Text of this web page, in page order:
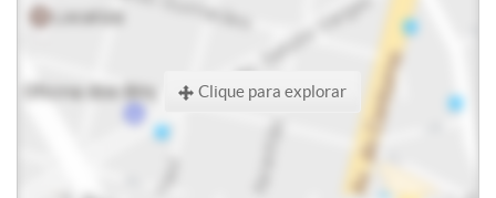
Clique para explorar